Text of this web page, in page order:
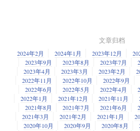
文章归档
2024年2月 2024年1月 2023年12月
2023年9月
2023年8月 2023年7月
2023年4月
2023年3月 2023年2月
2022年11月
2022年10月 2022年9月
2022年6月
2022年5月 2022年4月
2022年1月
2021年12月 2021年11月
2021年8月
2021年7月 2021年6月
2021年3月
2021年2月 2021年1月
2020年10月
2020年9月 2020年8月